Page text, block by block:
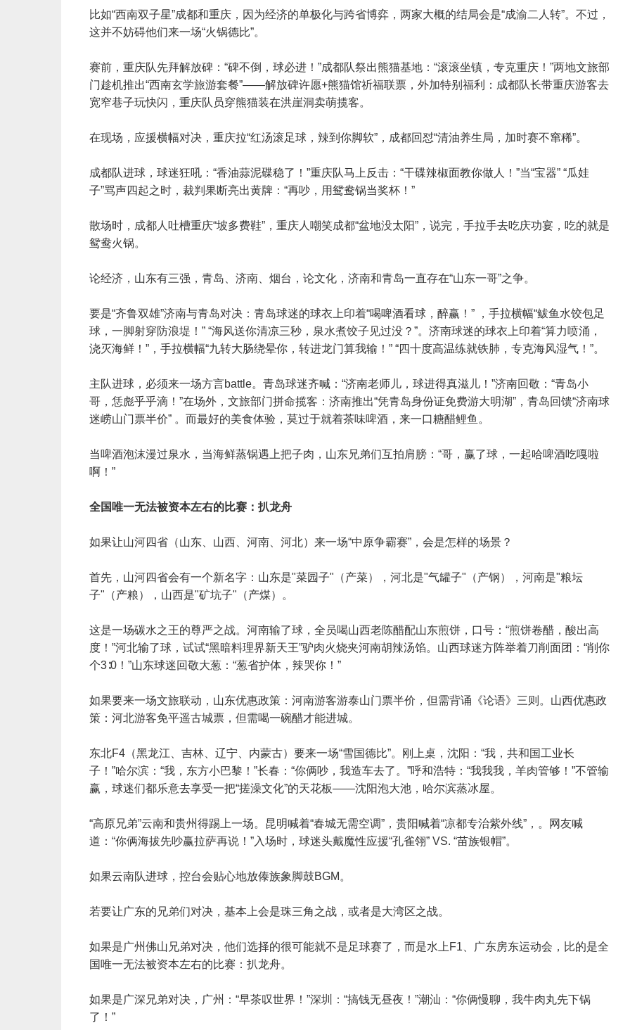
比如“西南双子星”成都和重庆，因为经济的单极化与跨省博弈，两家大概的结局会是“成渝二人转”。不过，
这并不妨碍他们来一场“火锅德比”。
赛前，重庆队先拜解放碑：“碑不倒，球必进！”成都队祭出熊猫基地：“滚滚坐镇，专克重庆！”两地文旅部
门趁机推出“西南玄学旅游套餐”——解放碑许愿+熊猫馆祈福联票，外加特别福利：成都队长带重庆游客去
宽窄巷子玩快闪，重庆队员穿熊猫装在洪崖洞卖萌揽客。
在现场，应援横幅对决，重庆拉“红汤滚足球，辣到你脚软”，成都回怼“清油养生局，加时赛不窜稀”。
成都队进球，球迷狂吼：“香油蒜泥碟稳了！”重庆队马上反击：“干碟辣椒面教你做人！”当“宝器” “瓜娃
子”骂声四起之时，裁判果断亮出黄牌：“再吵，用鸳鸯锅当奖杯！”
散场时，成都人吐槽重庆“坡多费鞋”，重庆人嘲笑成都“盆地没太阳”，说完，手拉手去吃庆功宴，吃的就是
鸳鸯火锅。
论经济，山东有三强，青岛、济南、烟台，论文化，济南和青岛一直存在“山东一哥”之争。
要是“齐鲁双雄”济南与青岛对决：青岛球迷的球衣上印着“喝啤酒看球，醉赢！” ，手拉横幅“鲅鱼水饺包足
球，一脚射穿防浪堤！” “海风送你清凉三秒，泉水煮饺子见过没？”。济南球迷的球衣上印着“算力喷涌，
浇灭海鲜！”，手拉横幅“九转大肠绕晕你，转进龙门算我输！” “四十度高温练就铁肺，专克海风湿气！”。
主队进球，必须来一场方言battle。青岛球迷齐喊：“济南老师儿，球进得真滋儿！”济南回敬：“青岛小
哥，恁彪乎乎滴！”在场外，文旅部门拼命揽客：济南推出“凭青岛身份证免费游大明湖”，青岛回馈“济南球
迷崂山门票半价” 。而最好的美食体验，莫过于就着茶味啤酒，来一口糖醋鲤鱼。
当啤酒泡沫漫过泉水，当海鲜蒸锅遇上把子肉，山东兄弟们互拍肩膀：“哥，赢了球，一起哈啤酒吃嘎啦
啊！”
全国唯一无法被资本左右的比赛：扒龙舟
如果让山河四省（山东、山西、河南、河北）来一场“中原争霸赛”，会是怎样的场景？
首先，山河四省会有一个新名字：山东是"菜园子"（产菜），河北是"气罐子"（产钢），河南是"粮坛
子"（产粮），山西是"矿坑子"（产煤）。
这是一场碳水之王的尊严之战。河南输了球，全员喝山西老陈醋配山东煎饼，口号：“煎饼卷醋，酸出高
度！”河北输了球，试试“黑暗料理界新天王”驴肉火烧夹河南胡辣汤馅。山西球迷方阵举着刀削面团：“削你
个3∶0！”山东球迷回敬大葱：“葱省护体，辣哭你！”
如果要来一场文旅联动，山东优惠政策：河南游客游泰山门票半价，但需背诵《论语》三则。山西优惠政
策：河北游客免平遥古城票，但需喝一碗醋才能进城。
东北F4（黑龙江、吉林、辽宁、内蒙古）要来一场“雪国德比”。刚上桌，沈阳：“我，共和国工业长
子！”哈尔滨：“我，东方小巴黎！”长春：“你俩吵，我造车去了。”呼和浩特：“我我我，羊肉管够！”不管输
赢，球迷们都乐意去享受一把“搓澡文化”的天花板——沈阳泡大池，哈尔滨蒸冰屋。
“高原兄弟”云南和贵州得踢上一场。昆明喊着“春城无需空调”，贵阳喊着“凉都专治紫外线”，。网友喊
道：“你俩海拔先吵赢拉萨再说！”入场时，球迷头戴魔性应援“孔雀翎” VS. “苗族银帽”。
如果云南队进球，控台会贴心地放傣族象脚鼓BGM。
若要让广东的兄弟们对决，基本上会是珠三角之战，或者是大湾区之战。
如果是广州佛山兄弟对决，他们选择的很可能就不是足球赛了，而是水上F1、广东房东运动会，比的是全
国唯一无法被资本左右的比赛：扒龙舟。
如果是广深兄弟对决，广州：“早茶叹世界！”深圳：“搞钱无昼夜！”潮汕：“你俩慢聊，我牛肉丸先下锅
了！”